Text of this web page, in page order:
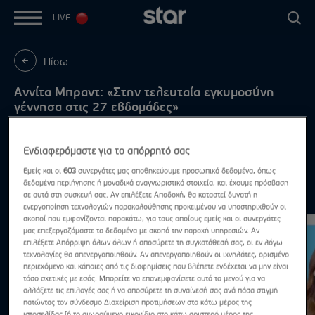
LIVE
Πίσω
Αννίτα Μπραντ: «Στην τελευταία εγκυμοσύνη
γέννησα στις 27 εβδομάδες»
Highlights Δες τα όλα
Ενδιαφερόμαστε για το απόρρητό σας
Εμείς και οι603 συνεργάτες μας αποθηκεύουμε προσωπικά δεδομένα, όπως
δεδομένα περιήγησης ή μοναδικά αναγνωριστικά στοιχεία, και έχουμε πρόσβαση
σε αυτά στη συσκευή σας. Αν επιλέξετε Αποδοχή, θα καταστεί δυνατή η
ενεργοποίηση τεχνολογιών παρακολούθησης προκειμένου να υποστηριχθούν οι
σκοποί που εμφανίζονται παρακάτω, για τους οποίους εμείς και οι συνεργάτες
μας επεξεργαζόμαστε τα δεδομένα με σκοπό την παροχή υπηρεσιών. Αν
επιλέξετε Απόρριψη όλων όλων ή αποσύρετε τη συγκατάθεσή σας, οι εν λόγω
τεχνολογίες θα απενεργοποιηθούν. Αν απενεργοποιηθούν οι ιχνηλάτες, ορισμένο
περιεχόμενο και κάποιες από τις διαφημίσεις που βλέπετε ενδέχεται να μην είναι
τόσο σχετικές με εσάς. Μπορείτε να επανεμφανίσετε αυτό το μενού για να
αλλάξετε τις επιλογές σας ή να αποσύρετε τη συναίνεσή σας ανά πάσα στιγμή
πατώντας τον σύνδεσμο Διαχείριση προτιμήσεων στο κάτω μέρος της